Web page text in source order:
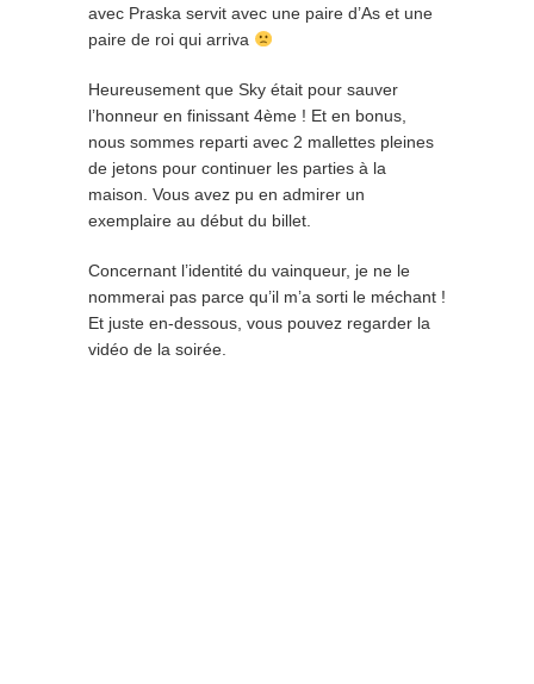
avec Praska servit avec une paire d’As et une
paire de roi qui arriva
Heureusement que Sky était pour sauver
l’honneur en finissant 4ème ! Et en bonus,
nous sommes reparti avec 2 mallettes pleines
de jetons pour continuer les parties à la
maison. Vous avez pu en admirer un
exemplaire au début du billet.
Concernant l’identité du vainqueur, je ne le
nommerai pas parce qu’il m’a sorti le méchant !
Et juste en-dessous, vous pouvez regarder la
vidéo de la soirée.